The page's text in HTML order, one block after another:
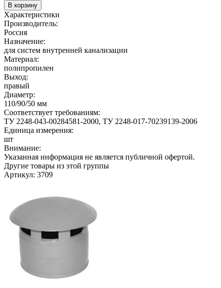
В корзину
Характеристики
Производитель:
Россия
Назначение:
для систем внутренней канализации
Материал:
полипропилен
Выход:
правый
Диаметр:
110/90/50 мм
Соответствует требованиям:
ТУ 2248-043-00284581-2000, ТУ 2248-017-70239139-2006
Единица измерения:
шт
Внимание:
Указанная информация не является публичной офертой.
Другие товары из этой группы
Артикул: 3709